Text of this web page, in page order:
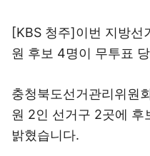
[KBS 청주]이번 지방선
원 후보 4명이 무투표
충청북도선거관리위원
원 2인 선거구 2곳에 후
밝혔습니다.